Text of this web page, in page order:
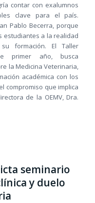
contar con exalumnos
clave para el país.
Pablo Becerra, porque
estudiantes a la realidad
formación. El Taller
primer año, busca
la Medicina Veterinaria,
académica con los
compromiso que implica
de la OEMV, Dra.
seminario
y duelo